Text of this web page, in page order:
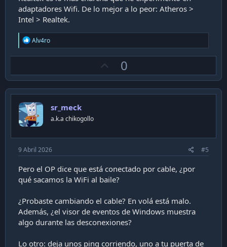
adaptadores Wifi. De lo mejor a lo peor: Atheros >
Intel > Realtek.
R
e
a
i
o
n
s
:
Alv4ro
p
v
0
sr_meck
a.k.a chikogollo
9 Abril 2026 #5
Pero el OP dice que está conectado por cable, ¿por
qué sacamos la WiFi al baile?
¿Probaste cambiando el cable? En volá está malo.
Además, ¿el visor de eventos de Windows muestra
algo durante las desconexiones?
Lo otro: deja unos ping corriendo, uno a tu puerta de